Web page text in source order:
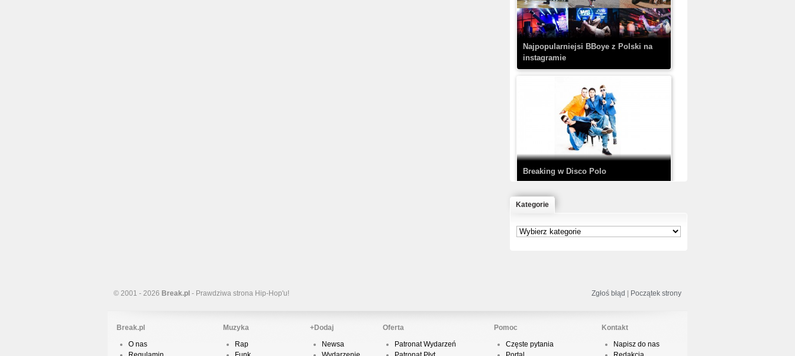
– Kobieta z walizką
TEDE & SIR MICH - KICKDOWN /
DISCO NOIR
Prod. Chubeats, Scratch:…
KrisBo - Cienie
Najpopularniejsi BBoye z Polski na
instagramie
Breaking w Disco Polo
Kategorie
© 2001 - 2026 Break.pl - Prawdziwa strona Hip-Hop'u! Zgłoś błąd | Początek strony
Break.pl
O nas
Muzyka
Rap
+Dodaj
Newsa
Oferta
Patronat Wydarzeń
Pomoc
Częste pytania
Kontakt
Napisz do nas